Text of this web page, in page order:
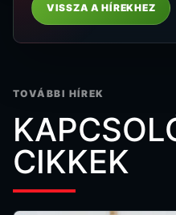
VISSZA A HÍREKHEZ
TOVÁBBI HÍREK
CIKKEK